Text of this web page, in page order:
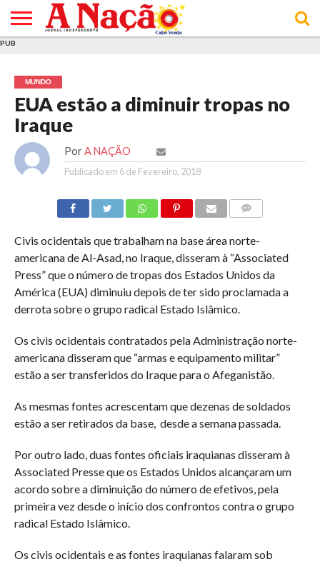
E DE
COOKIES
DE
UTILIZAÇÃO
PUB
MUNDO
EUA estão a diminuir tropas no
Iraque
Por A NAÇÃO
Publicado em 6 de Fevereiro, 2018
Civis ocidentais que trabalham na base área norte-
americana de Al-Asad, no Iraque, disseram à “Associated
Press” que o número de tropas dos Estados Unidos da
América (EUA) diminuiu depois de ter sido proclamada a
derrota sobre o grupo radical Estado Islâmico.
Os civis ocidentais contratados pela Administração norte-
americana disseram que “armas e equipamento militar”
estão a ser transferidos do Iraque para o Afeganistão.
As mesmas fontes acrescentam que dezenas de soldados
estão a ser retirados da base, desde a semana passada.
Por outro lado, duas fontes oficiais iraquianas disseram à
Associated Presse que os Estados Unidos alcançaram um
acordo sobre a diminuição do número de efetivos, pela
primeira vez desde o início dos confrontos contra o grupo
radical Estado Islâmico.
Os civis ocidentais e as fontes iraquianas falaram sob